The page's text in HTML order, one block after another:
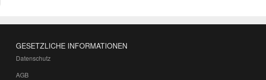
GESETZLICHE INFORMATIONEN
Datenschutz
AGB